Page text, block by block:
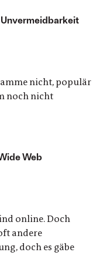
nicht, populär
noch nicht
Web
online. Doch
andere
doch es gäbe